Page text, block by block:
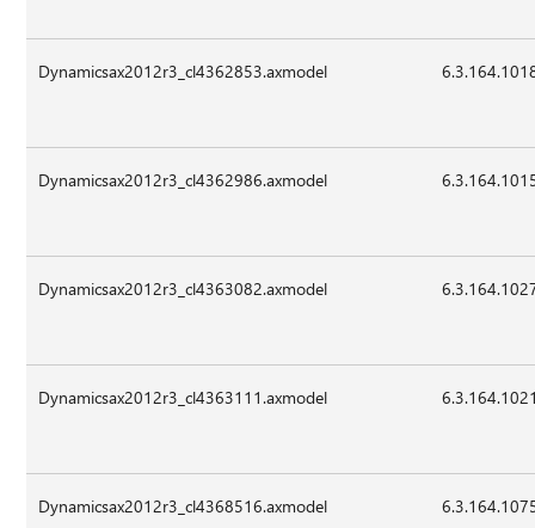
Dynamicsax2012r3_cl4362853.axmodel
Dynamicsax2012r3_cl4362986.axmodel
Dynamicsax2012r3_cl4363082.axmodel
Dynamicsax2012r3_cl4363111.axmodel
Dynamicsax2012r3_cl4368516.axmodel